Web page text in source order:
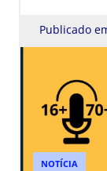
Publicado
NOTÍCIA